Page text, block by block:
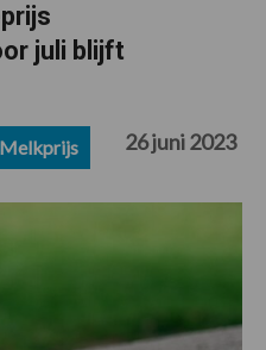
juli blijft
Melkprijs 26 juni 2023